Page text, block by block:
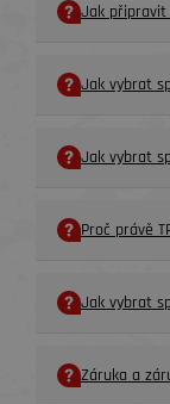
Jak připravit
Jak vybrat
Jak vybrat
Proč právě
Jak vybrat
Záruka a